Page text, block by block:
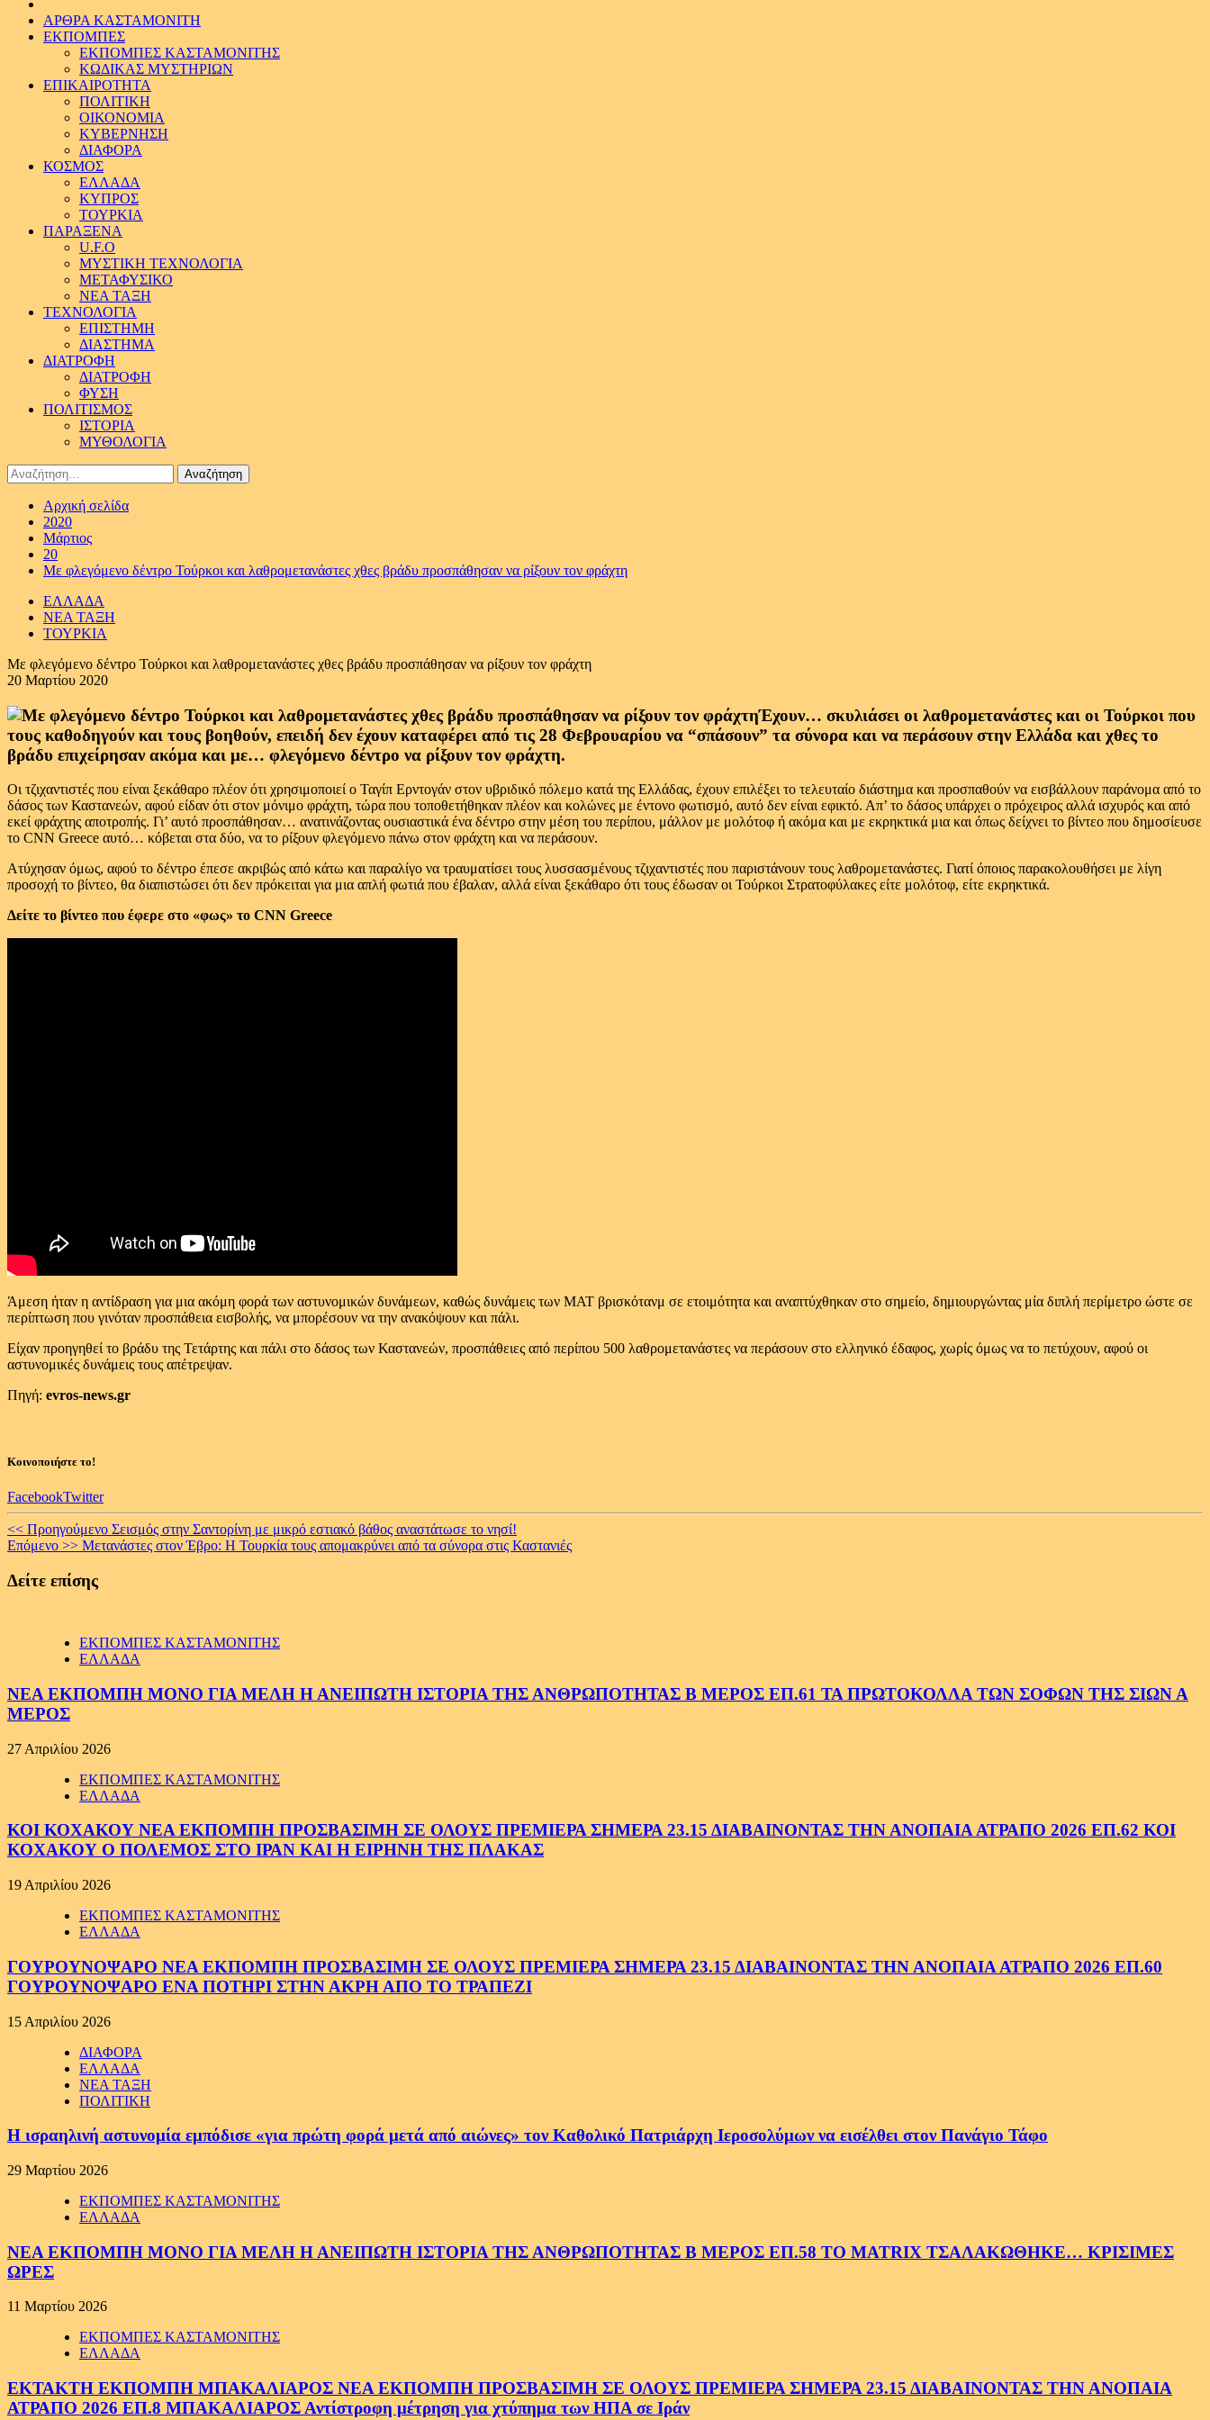
ΑΡΘΡΑ ΚΑΣΤΑΜΟΝΙΤΗ
ΕΚΠΟΜΠΕΣ
ΕΚΠΟΜΠΕΣ ΚΑΣΤΑΜΟΝΙΤΗΣ
ΚΩΔΙΚΑΣ ΜΥΣΤΗΡΙΩΝ
ΕΠΙΚΑΙΡΟΤΗΤΑ
ΠΟΛΙΤΙΚΗ
ΟΙΚΟΝΟΜΙΑ
ΚΥΒΕΡΝΗΣΗ
ΔΙΑΦΟΡΑ
ΚΟΣΜΟΣ
ΕΛΛΑΔΑ
ΚΥΠΡΟΣ
ΤΟΥΡΚΙΑ
ΠΑΡΑΞΕΝΑ
U.F.O
ΜΥΣΤΙΚΗ ΤΕΧΝΟΛΟΓΙΑ
ΜΕΤΑΦΥΣΙΚΟ
ΝΕΑ ΤΑΞΗ
ΤΕΧΝΟΛΟΓΙΑ
ΕΠΙΣΤΗΜΗ
ΔΙΑΣΤΗΜΑ
ΔΙΑΤΡΟΦΗ
ΔΙΑΤΡΟΦΗ
ΦΥΣΗ
ΠΟΛΙΤΙΣΜΟΣ
ΙΣΤΟΡΙΑ
ΜΥΘΟΛΟΓΙΑ
Αναζήτηση
για:
Αρχική σελίδα
2020
Μάρτιος
20
Με φλεγόμενο δέντρο Τούρκοι και λαθρομετανάστες χθες βράδυ προσπάθησαν να ρίξουν τον φράχτη
ΕΛΛΑΔΑ
ΝΕΑ ΤΑΞΗ
ΤΟΥΡΚΙΑ
Με φλεγόμενο δέντρο Τούρκοι και λαθρομετανάστες χθες βράδυ προσπάθησαν να ρίξουν τον φράχτη
20 Μαρτίου 2020
Έχουν… σκυλιάσει οι λαθρομετανάστες και οι Τούρκοι που
τους καθοδηγούν και τους βοηθούν, επειδή δεν έχουν καταφέρει από τις 28 Φεβρουαρίου να “σπάσουν” τα σύνορα και να περάσουν στην Ελλάδα και χθες το
βράδυ επιχείρησαν ακόμα και με… φλεγόμενο δέντρο να ρίξουν τον φράχτη.
Οι τζιχαντιστές που είναι ξεκάθαρο πλέον ότι χρησιμοποιεί ο Ταγίπ Ερντογάν στον υβριδικό πόλεμο κατά της Ελλάδας, έχουν επιλέξει το τελευταίο διάστημα και προσπαθούν να εισβάλλουν παράνομα από το
δάσος των Καστανεών, αφού είδαν ότι στον μόνιμο φράχτη, τώρα που τοποθετήθηκαν πλέον και κολώνες με έντονο φωτισμό, αυτό δεν είναι εφικτό. Απ’ το δάσος υπάρχει ο πρόχειρος αλλά ισχυρός και από
εκεί φράχτης αποτροπής. Γι’ αυτό προσπάθησαν… ανατινάζοντας ουσιαστικά ένα δέντρο στην μέση του περίπου, μάλλον με μολότοφ ή ακόμα και με εκρηκτικά μια και όπως δείχνει το βίντεο που δημοσίευσε
το CNN Greece αυτό… κόβεται στα δύο, να το ρίξουν φλεγόμενο πάνω στον φράχτη και να περάσουν.
Ατύχησαν όμως, αφού το δέντρο έπεσε ακριβώς από κάτω και παραλίγο να τραυματίσει τους λυσσασμένους τζιχαντιστές που παριστάνουν τους λαθρομετανάστες. Γιατί όποιος παρακολουθήσει με λίγη
προσοχή το βίντεο, θα διαπιστώσει ότι δεν πρόκειται για μια απλή φωτιά που έβαλαν, αλλά είναι ξεκάθαρο ότι τους έδωσαν οι Τούρκοι Στρατοφύλακες είτε μολότοφ, είτε εκρηκτικά.
Δείτε το βίντεο που έφερε στο «φως» το CNN Greece
Άμεση ήταν η αντίδραση για μια ακόμη φορά των αστυνομικών δυνάμεων, καθώς δυνάμεις των ΜΑΤ βρισκότανμ σε ετοιμότητα και αναπτύχθηκαν στο σημείο, δημιουργώντας μία διπλή περίμετρο ώστε σε
περίπτωση που γινόταν προσπάθεια εισβολής, να μπορέσουν να την ανακόψουν και πάλι.
Είχαν προηγηθεί το βράδυ της Τετάρτης και πάλι στο δάσος των Καστανεών, προσπάθειες από περίπου 500 λαθρομετανάστες να περάσουν στο ελληνικό έδαφος, χωρίς όμως να το πετύχουν, αφού οι
αστυνομικές δυνάμεις τους απέτρεψαν.
Πηγή: evros-news.gr
Κοινοποιήστε το!
FacebookTwitter
Continue
Reading
<< Προηγούμενο Σεισμός στην Σαντορίνη με μικρό εστιακό βάθος αναστάτωσε το νησί!
Επόμενο >> Μετανάστες στον Έβρο: Η Τουρκία τους απομακρύνει από τα σύνορα στις Καστανιές
Δείτε επίσης
ΕΚΠΟΜΠΕΣ ΚΑΣΤΑΜΟΝΙΤΗΣ
ΕΛΛΑΔΑ
ΝΕΑ ΕΚΠΟΜΠΗ ΜΟΝΟ ΓΙΑ ΜΕΛΗ Η ΑΝΕΙΠΩΤΗ ΙΣΤΟΡΙΑ ΤΗΣ ΑΝΘΡΩΠΟΤΗΤΑΣ Β ΜΕΡΟΣ ΕΠ.61 ΤΑ ΠΡΩΤΟΚΟΛΛΑ ΤΩΝ ΣΟΦΩΝ ΤΗΣ ΣΙΩΝ Α
ΜΕΡΟΣ
27 Απριλίου 2026
ΕΚΠΟΜΠΕΣ ΚΑΣΤΑΜΟΝΙΤΗΣ
ΕΛΛΑΔΑ
ΚΟΙ ΚΟΧΑΚΟΥ ΝΕΑ ΕΚΠΟΜΠΗ ΠΡΟΣΒΑΣΙΜΗ ΣΕ ΟΛΟΥΣ ΠΡΕΜΙΕΡΑ ΣΗΜΕΡΑ 23.15 ΔΙΑΒΑΙΝΟΝΤΑΣ ΤΗΝ ΑΝΟΠΑΙΑ ΑΤΡΑΠΟ 2026 ΕΠ.62 ΚΟΙ
ΚΟΧΑΚΟΥ Ο ΠΟΛΕΜΟΣ ΣΤΟ ΙΡΑΝ ΚΑΙ Η ΕΙΡΗΝΗ ΤΗΣ ΠΛΑΚΑΣ
19 Απριλίου 2026
ΕΚΠΟΜΠΕΣ ΚΑΣΤΑΜΟΝΙΤΗΣ
ΕΛΛΑΔΑ
ΓΟΥΡΟΥΝΟΨΑΡΟ ΝΕΑ ΕΚΠΟΜΠΗ ΠΡΟΣΒΑΣΙΜΗ ΣΕ ΟΛΟΥΣ ΠΡΕΜΙΕΡΑ ΣΗΜΕΡΑ 23.15 ΔΙΑΒΑΙΝΟΝΤΑΣ ΤΗΝ ΑΝΟΠΑΙΑ ΑΤΡΑΠΟ 2026 ΕΠ.60
ΓΟΥΡΟΥΝΟΨΑΡΟ ΕΝΑ ΠΟΤΗΡΙ ΣΤΗΝ ΑΚΡΗ ΑΠΟ ΤΟ ΤΡΑΠΕΖΙ
15 Απριλίου 2026
ΔΙΑΦΟΡΑ
ΕΛΛΑΔΑ
ΝΕΑ ΤΑΞΗ
ΠΟΛΙΤΙΚΗ
Η ισραηλινή αστυνομία εμπόδισε «για πρώτη φορά μετά από αιώνες» τον Καθολικό Πατριάρχη Ιεροσολύμων να εισέλθει στον Πανάγιο Τάφο
29 Μαρτίου 2026
ΕΚΠΟΜΠΕΣ ΚΑΣΤΑΜΟΝΙΤΗΣ
ΕΛΛΑΔΑ
ΝΕΑ ΕΚΠΟΜΠΗ ΜΟΝΟ ΓΙΑ ΜΕΛΗ Η ΑΝΕΙΠΩΤΗ ΙΣΤΟΡΙΑ ΤΗΣ ΑΝΘΡΩΠΟΤΗΤΑΣ Β ΜΕΡΟΣ ΕΠ.58 ΤΟ MATRIX ΤΣΑΛΑΚΩΘΗΚΕ… ΚΡΙΣΙΜΕΣ
ΩΡΕΣ
11 Μαρτίου 2026
ΕΚΠΟΜΠΕΣ ΚΑΣΤΑΜΟΝΙΤΗΣ
ΕΛΛΑΔΑ
ΕΚΤΑΚΤΗ ΕΚΠΟΜΠΗ ΜΠΑΚΑΛΙΑΡΟΣ ΝΕΑ ΕΚΠΟΜΠΗ ΠΡΟΣΒΑΣΙΜΗ ΣΕ ΟΛΟΥΣ ΠΡΕΜΙΕΡΑ ΣΗΜΕΡΑ 23.15 ΔΙΑΒΑΙΝΟΝΤΑΣ ΤΗΝ ΑΝΟΠΑΙΑ
ΑΤΡΑΠΟ 2026 ΕΠ.8 ΜΠΑΚΑΛΙΑΡΟΣ Αντίστροφη μέτρηση για χτύπημα των ΗΠΑ σε Ιράν